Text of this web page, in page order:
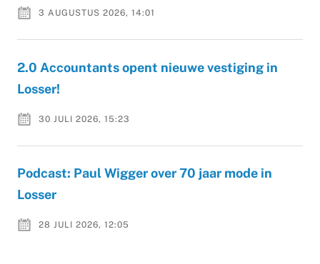
3 AUGUSTUS 2026, 14:01
2.0 Accountants opent nieuwe vestiging in
Losser!
30 JULI 2026, 15:23
Podcast: Paul Wigger over 70 jaar mode in
Losser
28 JULI 2026, 12:05